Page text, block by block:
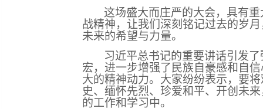
这场盛大而庄严的大会，具有
战精神，让我们深刻铭记过去的岁
未来的希望与力量。
习近平总书记的重要讲话引发
宏，进一步增强了民族自豪感和自
大的精神动力。大家纷纷表示，要
史、缅怀先烈、珍爱和平、开创未
的工作和学习中。